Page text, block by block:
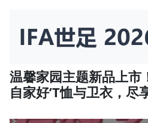
温馨家园主题新品上市
自家好’T恤与卫衣，尽